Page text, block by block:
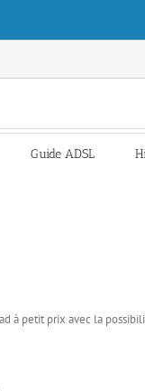
Guide ADSL
petit prix avec la